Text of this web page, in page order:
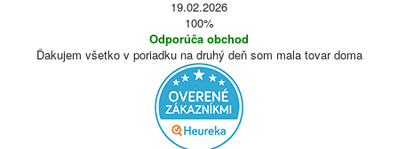
19.02.2026
100%
Odporúča obchod
Ďakujem všetko v poriadku na druhý deň som mala tovar doma